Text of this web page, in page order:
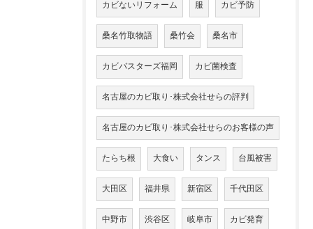
カビないリフォーム 服 カビ予防
桑名竹取物語 桑竹会 桑名市
カビバスターズ福岡 カビ菌検査
名古屋のカビ取り･株式会社せらの評判
名古屋のカビ取り･株式会社せらのお客様の声
たらち根 大食い タンス 台風被害
大田区 福井県 新宿区 千代田区
中野市 渋谷区 岐阜市 カビ発育